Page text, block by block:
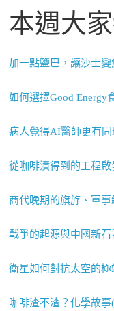
本週大
加一點鹽巴，讓沙士變
如何選擇Good Energy
病人覺得AI醫師更有
從咖啡漬得到的工程
商代晚期的旗斿、軍事
戰爭的起源與中國新
衛星如何對抗太空的
咖啡渣不渣？化學故